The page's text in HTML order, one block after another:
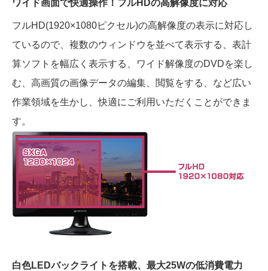
ワイド画面で快適操作！フルHDの高解像度に対応
フルHD(1920×1080ピクセル)の高解像度の表示に対応し
ているので、複数のウィンドウを並べて表示する、表計
算ソフトを幅広く表示する、ワイド解像度のDVDを楽し
む、高画質の画像データの編集、閲覧をする、など広い
作業領域を生かし、快適にご利用いただくことができま
す。
白色LEDバックライトを搭載、最大25Wの低消費電力